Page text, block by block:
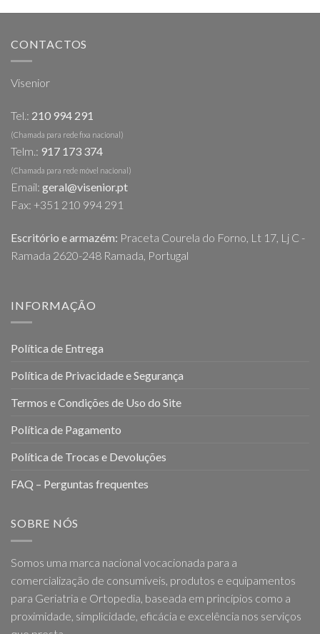
CONTACTOS
Visenior
Tel.: 210 994 291
(Chamada para rede fixa nacional)
Telm.: 917 173 374
(Chamada para rede móvel nacional)
Email: geral@visenior.pt
Fax: +351 210 994 291
Escritório e armazém: Praceta Courela do Forno, Lt 17, Lj C -
Ramada 2620-248 Ramada, Portugal
INFORMAÇÃO
Política de Entrega
Política de Privacidade e Segurança
Termos e Condições de Uso do Site
Política de Pagamento
Política de Trocas e Devoluções
FAQ – Perguntas frequentes
SOBRE NÓS
Somos uma marca nacional vocacionada para a
comercialização de consumíveis, produtos e equipamentos
para Geriatria e Ortopedia, baseada em princípios como a
proximidade, simplicidade, eficácia e excelência nos serviços